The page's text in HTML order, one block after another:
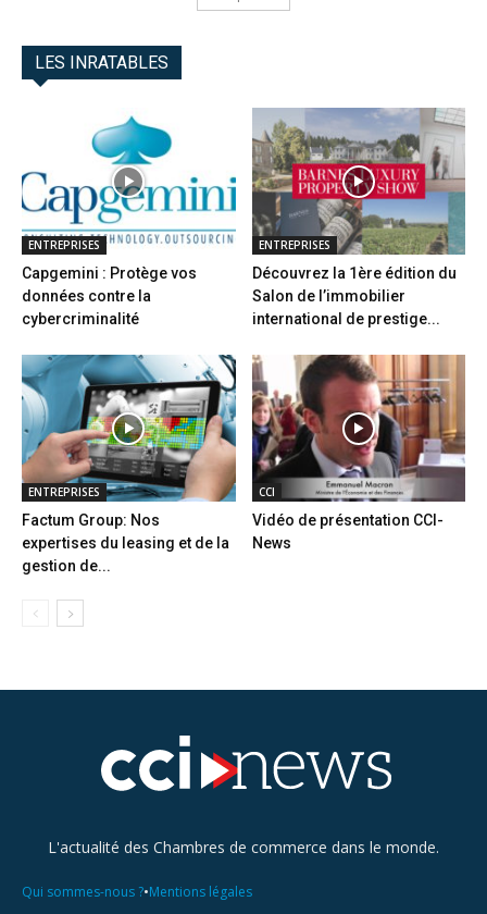
LES INRATABLES
ENTREPRISES
Capgemini : Protège vos
données contre la
cybercriminalité
ENTREPRISES
Découvrez la 1ère édition du
Salon de l’immobilier
international de prestige...
ENTREPRISES
Factum Group: Nos
expertises du leasing et de la
gestion de...
CCI
Vidéo de présentation CCI-
News
L'actualité des Chambres de commerce dans le monde.
Qui sommes-nous ?•Mentions légales